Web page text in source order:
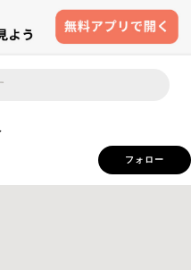
フォロー